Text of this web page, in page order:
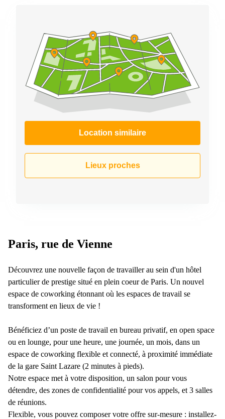
Location similaire
Lieux proches
Paris, rue de Vienne
Découvrez une nouvelle façon de travailler au sein d'un hôtel
particulier de prestige situé en plein coeur de Paris. Un nouvel
espace de coworking étonnant où les espaces de travail se
transforment en lieux de vie !
Bénéficiez d’un poste de travail en bureau privatif, en open space
ou en lounge, pour une heure, une journée, un mois, dans un
espace de coworking flexible et connecté, à proximité immédiate
de la gare Saint Lazare (2 minutes à pieds).
Notre espace met à votre disposition, un salon pour vous
détendre, des zones de confidentialité pour vos appels, et 3 salles
de réunions.
Flexible, vous pouvez composer votre offre sur-mesure : installez-